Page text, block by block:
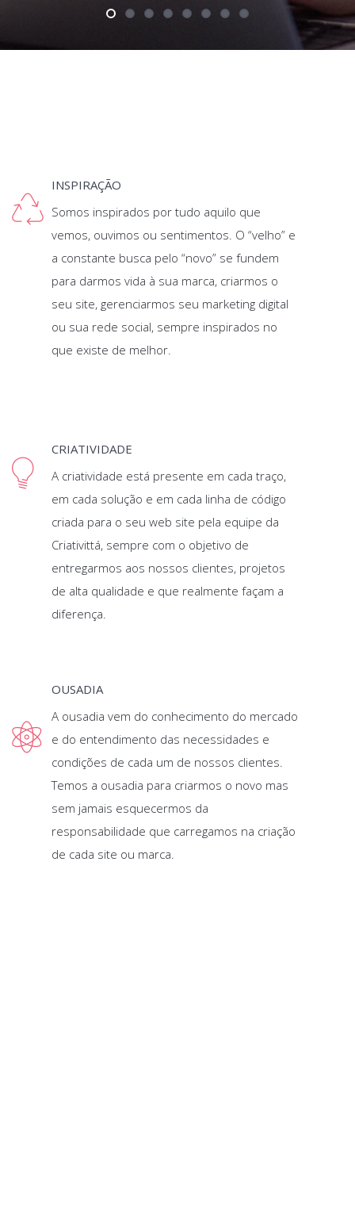
INSPIRAÇÃO
Somos inspirados por tudo aquilo que
vemos, ouvimos ou sentimentos. O “velho” e
a constante busca pelo “novo” se fundem
para darmos vida à sua marca, criarmos o
seu site, gerenciarmos seu marketing digital
ou sua rede social, sempre inspirados no
que existe de melhor.
CRIATIVIDADE
A criatividade está presente em cada traço,
em cada solução e em cada linha de código
criada para o seu web site pela equipe da
Criativittá, sempre com o objetivo de
entregarmos aos nossos clientes, projetos
de alta qualidade e que realmente façam a
diferença.
OUSADIA
A ousadia vem do conhecimento do mercado
e do entendimento das necessidades e
condições de cada um de nossos clientes.
Temos a ousadia para criarmos o novo mas
sem jamais esquecermos da
responsabilidade que carregamos na criação
de cada site ou marca.